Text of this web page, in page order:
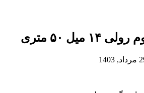
۱۴ میل ۵۰ متری
1403